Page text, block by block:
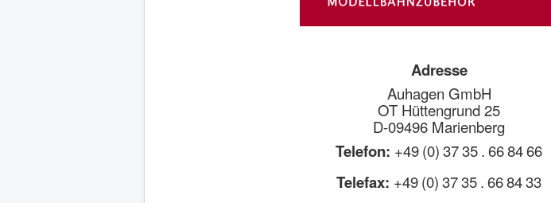
Adresse
Auhagen GmbH
OT Hüttengrund 25
D-09496 Marienberg
Telefon: +49 (0) 37 35 . 66 84 66
Telefax: +49 (0) 37 35 . 66 84 33